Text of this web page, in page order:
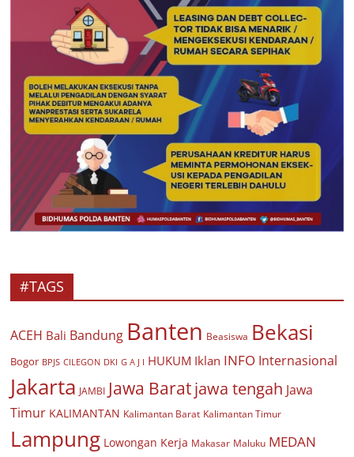
#TAGS
ACEH Bali Bandung Banten Beasiswa Bekasi
Bogor BPJS CILEGON DKI G A J I HUKUM Iklan INFO Internasional
Jakarta JAMBI Jawa Baratjawa tengah Jawa
Timur KALIMANTAN Kalimantan Barat Kalimantan Timur
Lampung Lowongan Kerja Makasar Maluku MEDAN